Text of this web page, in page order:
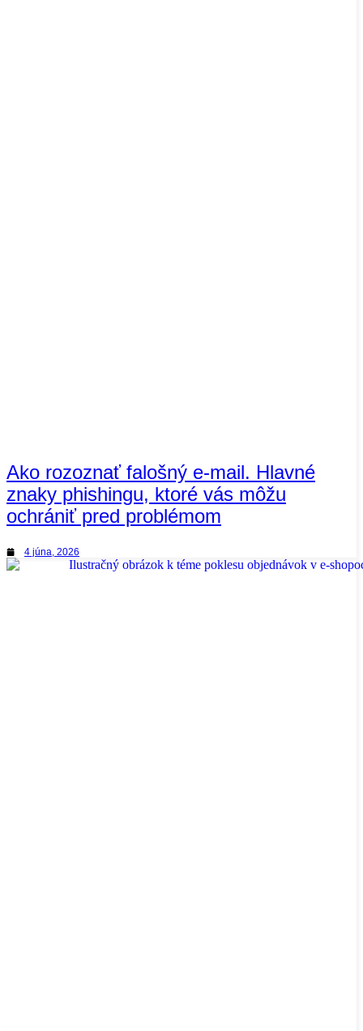
Ako rozoznať falošný e-mail. Hlavné
znaky phishingu, ktoré vás môžu
ochrániť pred problémom
4 júna, 2026